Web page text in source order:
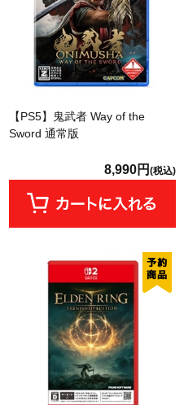
【PS5】鬼武者 Way of the
Sword 通常版
8,990円 (税込)